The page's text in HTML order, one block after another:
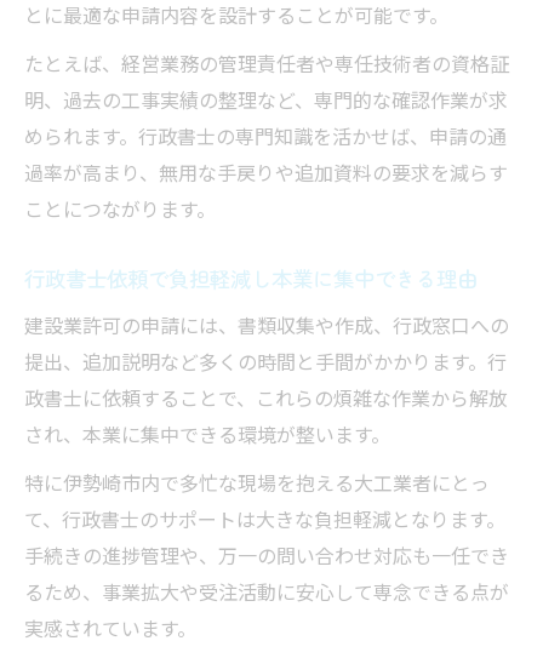
とに最適な申請内容を設計することが可能です。
たとえば、経営業務の管理責任者や専任技術者の資格証
明、過去の工事実績の整理など、専門的な確認作業が求
められます。行政書士の専門知識を活かせば、申請の通
過率が高まり、無用な手戻りや追加資料の要求を減らす
ことにつながります。
行政書士依頼で負担軽減し本業に集中できる理由
建設業許可の申請には、書類収集や作成、行政窓口への
提出、追加説明など多くの時間と手間がかかります。行
政書士に依頼することで、これらの煩雑な作業から解放
され、本業に集中できる環境が整います。
特に伊勢崎市内で多忙な現場を抱える大工業者にとっ
て、行政書士のサポートは大きな負担軽減となります。
手続きの進捗管理や、万一の問い合わせ対応も一任でき
るため、事業拡大や受注活動に安心して専念できる点が
実感されています。